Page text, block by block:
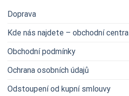
Doprava
Kde nás najdete – obchodní centra
Obchodní podmínky
Ochrana osobních údajů
Odstoupení od kupní smlouvy